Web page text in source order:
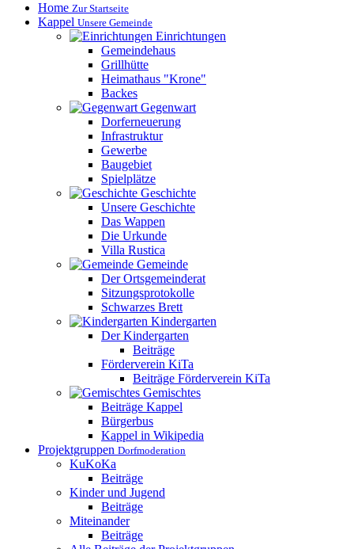
Home Zur Startseite
Kappel Unsere Gemeinde
Einrichtungen
Gemeindehaus
Grillhütte
Heimathaus "Krone"
Backes
Gegenwart
Dorferneuerung
Infrastruktur
Gewerbe
Baugebiet
Spielplätze
Geschichte
Unsere Geschichte
Das Wappen
Die Urkunde
Villa Rustica
Gemeinde
Der Ortsgemeinderat
Sitzungsprotokolle
Schwarzes Brett
Kindergarten
Der Kindergarten
Beiträge
Förderverein KiTa
Beiträge Förderverein KiTa
Gemischtes
Beiträge Kappel
Bürgerbus
Kappel in Wikipedia
Projektgruppen Dorfmoderation
KuKoKa
Beiträge
Kinder und Jugend
Beiträge
Miteinander
Beiträge